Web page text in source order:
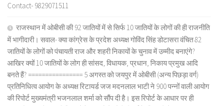
Contact- 9829071511
राजस्थान में ओबीसी की 92 जातियों में से सिर्फ 10 जातियों के लोगों की ही राजनीति
में भागीदारी। सवाल- क्या कांग्रेस के प्रदेश अध्यक्ष गोविंद सिंह डोटासरा वंचित 82
जातियों के लोगों को पंचायती राज और शहरी निकायों के चुनाव में उम्मीद बनाएंगे?
आखिर क्यों 10 जातियों के लोग ही सांसद, विधायक, प्रधान, निकाय प्रमुख आदि
बनते हैं? ================ 5 अगस्त को जयपुर में ओबीसी (अन्य पिछड़ा वर्ग)
प्रतिनिधित्व आयोग के अध्यक्ष रिटायर्ड जज मदनलाल भाटी ने 900 पन्नों वाली आयोग
की रिपोर्ट मुख्यमंत्री भजनलाल शर्मा को सौंप दी है। इस रिपोर्ट के आधार पर ही